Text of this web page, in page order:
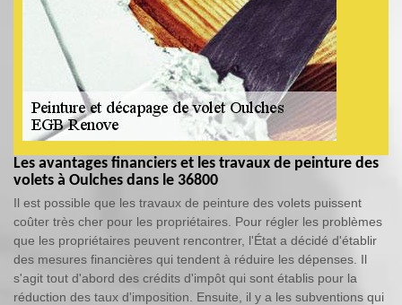
Les avantages financiers et les travaux de peinture des
volets à Oulches dans le 36800
Il est possible que les travaux de peinture des volets puissent
coûter très cher pour les propriétaires. Pour régler les problèmes
que les propriétaires peuvent rencontrer, l'État a décidé d'établir
des mesures financières qui tendent à réduire les dépenses. Il
s'agit tout d'abord des crédits d'impôt qui sont établis pour la
réduction des taux d'imposition. Ensuite, il y a les subventions qui